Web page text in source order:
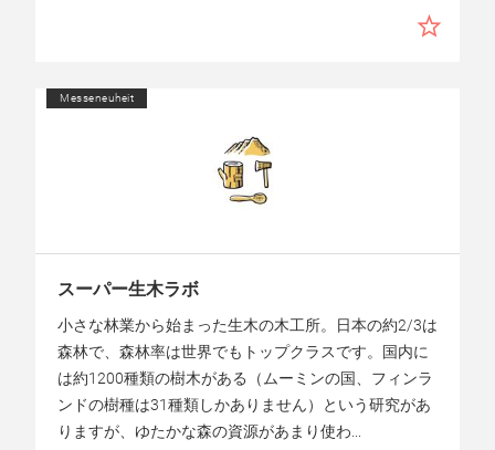
Messeneuheit
スーパー生木ラボ
小さな林業から始まった生木の木工所。日本の約2/3は
森林で、森林率は世界でもトップクラスです。国内に
は約1200種類の樹木がある（ムーミンの国、フィンラ
ンドの樹種は31種類しかありません）という研究があ
りますが、ゆたかな森の資源があまり使わ...